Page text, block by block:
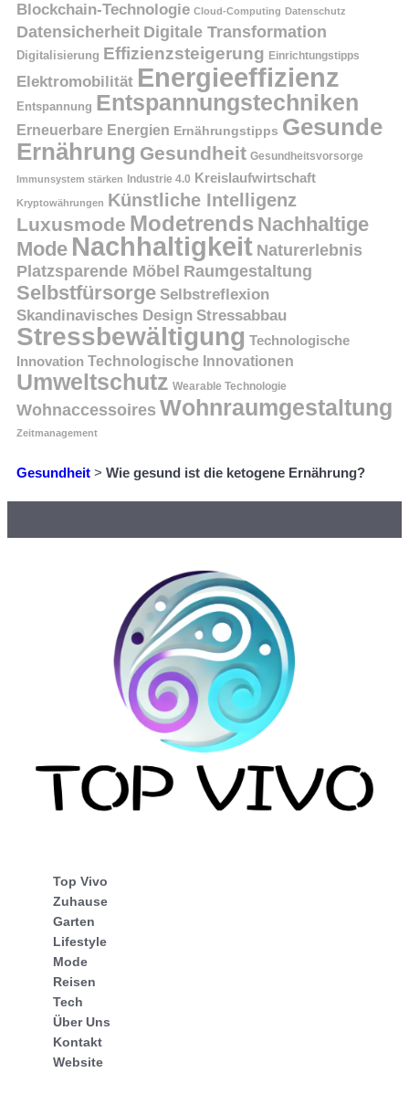
Blockchain-Technologie Cloud-Computing Datenschutz
Datensicherheit Digitale Transformation
Digitalisierung Effizienzsteigerung Einrichtungstipps
Elektromobilität Energieeffizienz
Entspannung Entspannungstechniken
Erneuerbare Energien Ernährungstipps Gesunde
Ernährung Gesundheit Gesundheitsvorsorge
Immunsystem stärken Industrie 4.0 Kreislaufwirtschaft
Kryptowährungen Künstliche Intelligenz
Luxusmode Modetrends Nachhaltige
Mode Nachhaltigkeit Naturerlebnis
Platzsparende Möbel Raumgestaltung
Selbstfürsorge Selbstreflexion
Skandinavisches Design Stressabbau
Stressbewältigung Technologische
Innovation Technologische Innovationen
Umweltschutz Wearable Technologie
Wohnaccessoires Wohnraumgestaltung
Zeitmanagement
Gesundheit > Wie gesund ist die ketogene Ernährung?
Top Vivo
Zuhause
Garten
Lifestyle
Mode
Reisen
Tech
Über Uns
Kontakt
Website